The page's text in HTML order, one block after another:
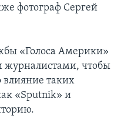
фотограф Сергей
«Голоса Америки»
журналистами, чтобы
влияние таких
«Sputnik» и